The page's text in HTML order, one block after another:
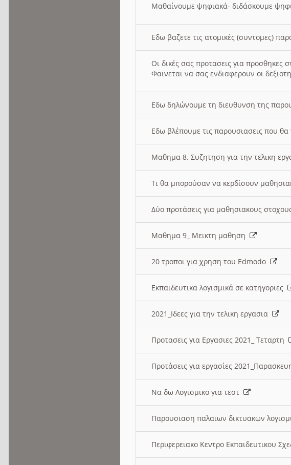
Μαθαίνουμε ψηφιακά- διδάσκουμε
Εδω βαζετε τις ατομικές (συντομες)
Οι δικές σας προτασεις για
Φαινεται να σας ενδιαφερουν οι
Εδω δηλώνουμε τη διευθυνση της
Εδω βλέπουμε τις παρουσιασεις που
Μαθημα 8. Συζητηση για την τελικη
Τι θα μπορούσαν να κερδίσουν
Δύο προτάσεις για μαθησιακους
Μαθημα 9_ Μεικτη μαθηση
20 τροποι για χρηση του Edmodo
Εκπαιδευτικα λογισμικά σε κατηγοριες
2021_Ιδεες για την τελικη εργασια
Προτασεις για Εργασιες 2021_ Τεταρτη
Προτάσεις για εργασίες
Να δω Λογισμικο για τεστ
Παρουσιαση παλαιων δικτυακων
Περιφερειακο Κεντρο Εκπαιδευτικου